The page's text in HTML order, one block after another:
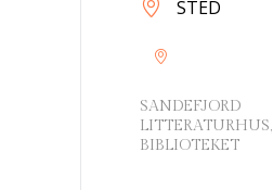
STED
SANDEFJORD
LITTERATURHUS,
BIBLIOTEKET